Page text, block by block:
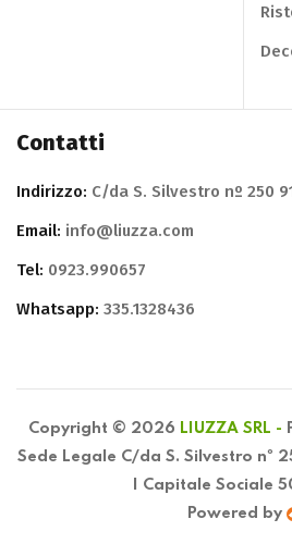
Contatti
Indirizzo: C/da S. Silvestro nº 250
Email: info@liuzza.com
Tel: 0923.990657
Whatsapp: 335.1328436
Copyright © 2026 LIUZZA SRL -
Sede Legale C/da S. Silvestro nº
| Capitale Sociale
Powered by